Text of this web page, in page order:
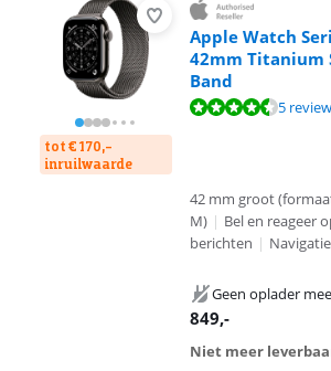
tot € 170,-
inruilwaarde
Apple Watch
42mm Titanium
Band
Beoordeling is 9,3 van de 10, gebaseerd op 5
5
42 mm groot
M) | Bel en reageer
berichten |
Geen oplader
849,-
Niet meer